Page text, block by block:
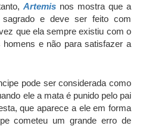
Artemis nos mostra que a
e deve ser feito com
que ela sempre existiu com o
homens e não para satisfazer a
pode ser considerada como
ele a mata é punido pelo pai
que aparece a ele em forma
cometeu um grande erro de